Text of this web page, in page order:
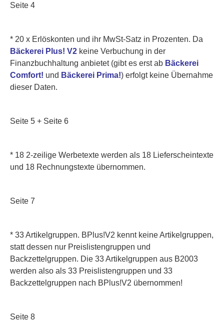
Seite 4
* 20 x Erlöskonten und ihr MwSt-Satz in Prozenten. Da
Bäckerei Plus! V2 keine Verbuchung in der
Finanzbuchhaltung anbietet (gibt es erst ab Bäckerei
Comfort! und Bäckerei Prima!) erfolgt keine Übernahme
dieser Daten.
Seite 5 + Seite 6
* 18 2-zeilige Werbetexte werden als 18 Lieferscheintexte
und 18 Rechnungstexte übernommen.
Seite 7
* 33 Artikelgruppen. BPlus!V2 kennt keine Artikelgruppen,
statt dessen nur Preislistengruppen und
Backzettelgruppen. Die 33 Artikelgruppen aus B2003
werden also als 33 Preislistengruppen und 33
Backzettelgruppen nach BPlus!V2 übernommen!
Seite 8